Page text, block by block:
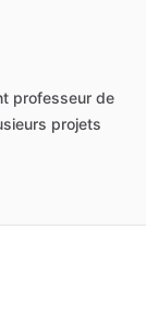
professeur de
projets